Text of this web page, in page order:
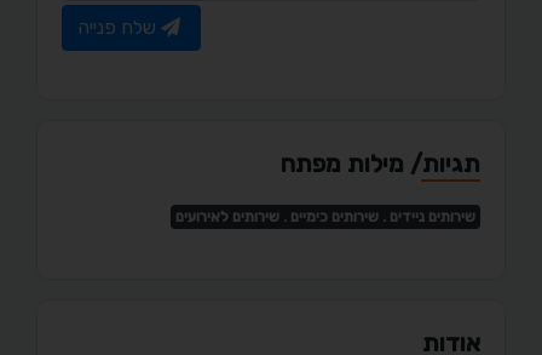
שלח פנייה
תגיות/ מילות מפתח
שירותים ניידים . שירותים כימיים . שירותים לאירועים
אודות